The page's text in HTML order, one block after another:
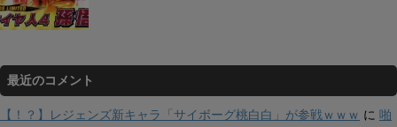
最近のコメント
【！？】レジェンズ新キャラ「サイボーグ桃白白」が参戦ｗｗｗ に 啪